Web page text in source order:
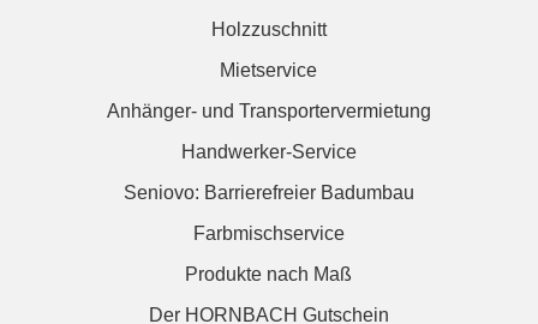
Holzzuschnitt
Mietservice
Anhänger- und Transportervermietung
Handwerker-Service
Seniovo: Barrierefreier Badumbau
Farbmischservice
Produkte nach Maß
Der HORNBACH Gutschein